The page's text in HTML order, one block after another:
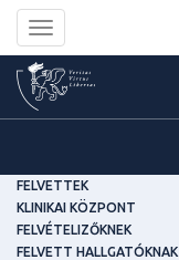
Toggle
navigation
FELVETTEK
KLINIKAI KÖZPONT
FELVÉTELIZŐKNEK
FELVETT HALLGATÓKNAK